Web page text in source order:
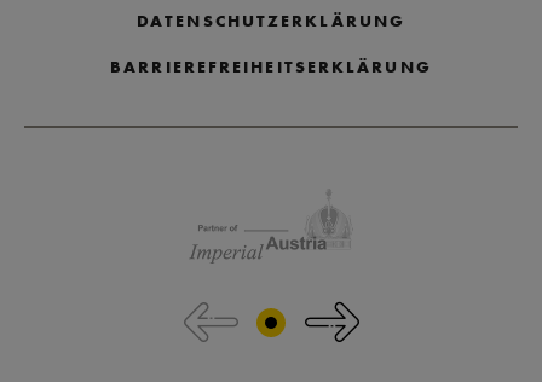
DATENSCHUTZERKLÄRUNG
BARRIEREFREIHEITSERKLÄRUNG